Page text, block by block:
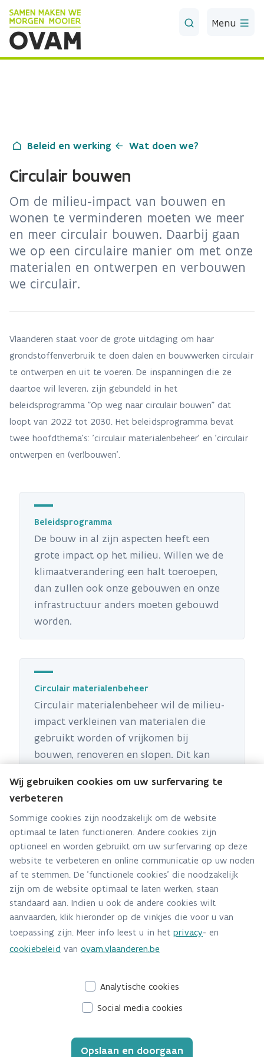
Skip to Main Content
Menu
Beleid en werking Wat doen we?
Circulair bouwen
Om de milieu-impact van bouwen en
wonen te verminderen moeten we meer
en meer circulair bouwen. Daarbij gaan
we op een circulaire manier om met onze
materialen en ontwerpen en verbouwen
we circulair.
Vlaanderen staat voor de grote uitdaging om haar
grondstoffenverbruik te doen dalen en bouwwerken circulair
te ontwerpen en uit te voeren. De inspanningen die ze
daartoe wil leveren, zijn gebundeld in het
beleidsprogramma "Op weg naar circulair bouwen" dat
loopt van 2022 tot 2030. Het beleidsprogramma bevat
twee hoofdthema's: 'circulair materialenbeheer' en 'circulair
ontwerpen en (ver)bouwen'.
Beleidsprogramma
De bouw in al zijn aspecten heeft een
grote impact op het milieu. Willen we de
klimaatverandering een halt toeroepen,
dan zullen ook onze gebouwen en onze
infrastructuur anders moeten gebouwd
worden.
Circulair materialenbeheer
Circulair materialenbeheer wil de milieu-
impact verkleinen van materialen die
gebruikt worden of vrijkomen bij
bouwen, renoveren en slopen. Dit kan
materiaalketen te houden.
Circulair ontwerpen en (ver)bouwen
Circulair ontwerpen en (ver)bouwen is
een ontwerp- en bouwstrategie die alle
hulpbronnen zodanig gebruikt dat ze een
economische, sociale én ecologische
(meer)waarde creëert of minstens
behoudt.
Wij gebruiken cookies om uw surfervaring te
verbeteren
Sommige cookies zijn noodzakelijk om de website
optimaal te laten functioneren. Andere cookies zijn
optioneel en worden gebruikt om uw surfervaring op deze
website te verbeteren en online communicatie op uw noden
af te stemmen. De 'functionele cookies' die noodzakelijk
zijn om de website optimaal te laten werken, staan
standaard aan. Indien u ook de andere cookies wilt
aanvaarden, klik hieronder op de vinkjes die voor u van
toepassing zijn. Meer info leest u in het privacy- en
cookiebeleid van ovam.vlaanderen.be
Analytische cookies
Social media cookies
Opslaan en doorgaan